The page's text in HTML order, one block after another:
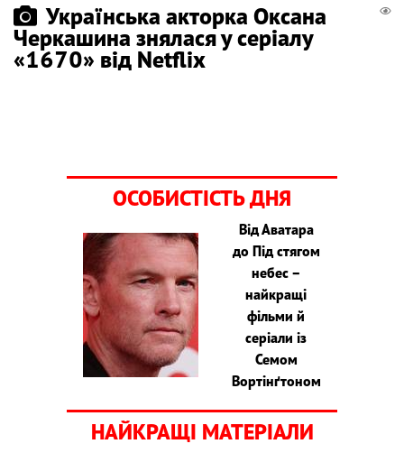
Українська акторка Оксана
Черкашина знялася у серіалу
«1670» від Netflix
ОСОБИСТІСТЬ ДНЯ
Від Аватара
до Під стягом
небес –
найкращі
фільми й
серіали із
Семом
Вортінґтоном
НАЙКРАЩІ МАТЕРІАЛИ